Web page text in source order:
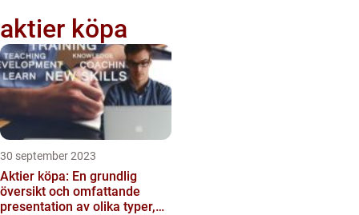
aktier köpa
30 september 2023
Aktier köpa: En grundlig
översikt och omfattande
presentation av olika typer,